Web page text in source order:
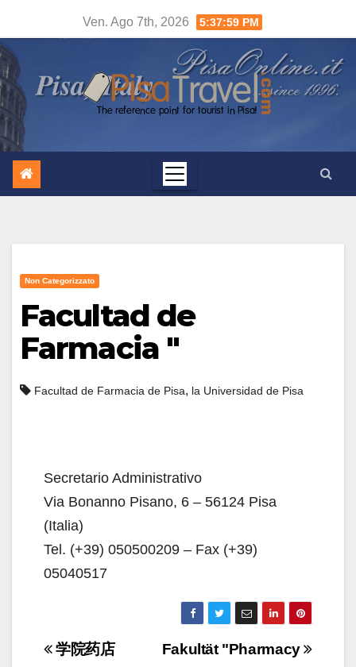
contenuto
Ven. Ago 7th, 2026 5:38:00 PM
Non Categorizzato
Facultad de
Farmacia "
Facultad de Farmacia de Pisa, la Universidad de Pisa
Secretario Administrativo
Via Bonanno Pisano, 6 – 56124 Pisa
(Italia)
Tel. (+39) 050500209 – Fax (+39)
05040517
NavigazioneFakultät "Pharmacy
学院药店